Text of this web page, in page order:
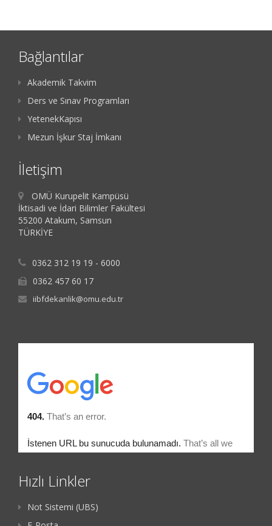
Bağlantılar
Akademik Takvim
Ders ve Sınav Programları
YetenekKapısı
Mezun İşkur Staj İmkanı
İletişim
OMÜ Kurupelit Kampüsü
İktisadi ve İdari Bilimler Fakültesi
55200 Atakum, Samsun
TÜRKİYE
0362 312 19 19 - 6000
0362 457 60 17
iibfdekanlik@omu.edu.tr
Hızlı Linkler
Not Sistemi (UBS)